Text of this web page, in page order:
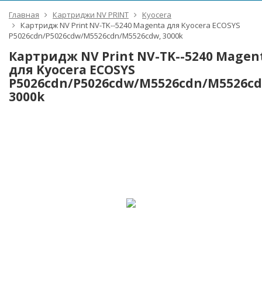
Главная Картриджи NV PRINT
Kyocera
Картридж NV Print NV-TK--5240 Magenta для Kyocera ECOSYS
P5026cdn/P5026cdw/M5526cdn/M5526cdw, 3000k
Картридж NV Print NV-TK--5240
для Kyocera ECOSYS
P5026cdn/P5026cdw/M5526cdn/
3000k